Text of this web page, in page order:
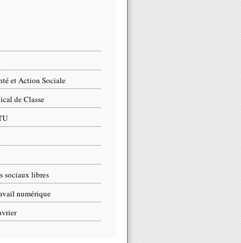
et Action Sociale
de Classe
sociaux libres
numérique